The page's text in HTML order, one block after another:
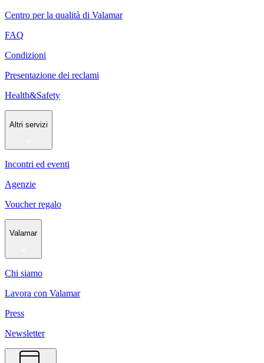
Centro per la qualità di Valamar
FAQ
Condizioni
Presentazione dei reclami
Health&Safety
Altri servizi
Incontri ed eventi
Agenzie
Voucher regalo
Valamar
Chi siamo
Lavora con Valamar
Press
Newsletter